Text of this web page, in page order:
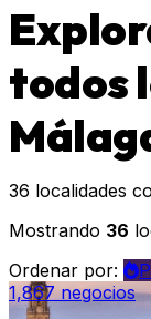
todos
36 localidades
Mostrando 36
Ordenar por:
1,867 negocios